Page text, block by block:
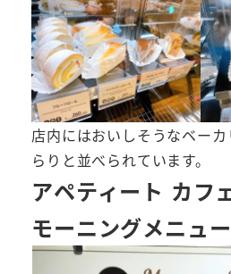
店内にはおいしそうなベー
らりと並べられています。
アペティート カフ
モーニングメニュー